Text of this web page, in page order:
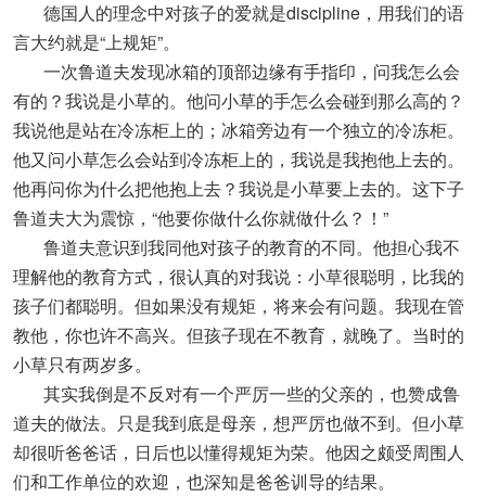
德国人的理念中对孩子的爱就是discipline，用我们的语
言大约就是“上规矩”。
一次鲁道夫发现冰箱的顶部边缘有手指印，问我怎么会
有的？我说是小草的。他问小草的手怎么会碰到那么高的？
我说他是站在冷冻柜上的；冰箱旁边有一个独立的冷冻柜。
他又问小草怎么会站到冷冻柜上的，我说是我抱他上去的。
他再问你为什么把他抱上去？我说是小草要上去的。这下子
鲁道夫大为震惊，“他要你做什么你就做什么？！”
鲁道夫意识到我同他对孩子的教育的不同。他担心我不
理解他的教育方式，很认真的对我说：小草很聪明，比我的
孩子们都聪明。但如果没有规矩，将来会有问题。我现在管
教他，你也许不高兴。但孩子现在不教育，就晚了。当时的
小草只有两岁多。
其实我倒是不反对有一个严厉一些的父亲的，也赞成鲁
道夫的做法。只是我到底是母亲，想严厉也做不到。但小草
却很听爸爸话，日后也以懂得规矩为荣。他因之颇受周围人
们和工作单位的欢迎，也深知是爸爸训导的结果。